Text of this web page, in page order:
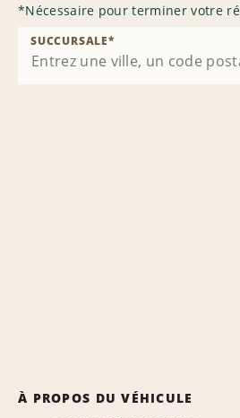
*Nécessaire pour terminer votre
SUCCURSALE*
À PROPOS DU VÉHICULE